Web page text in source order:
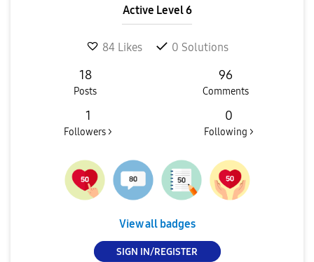
Active Level 6
84 Likes 0 Solutions
18
Posts
96
Comments
1
Followers >
0
Following >
View all badges
SIGN IN/REGISTER